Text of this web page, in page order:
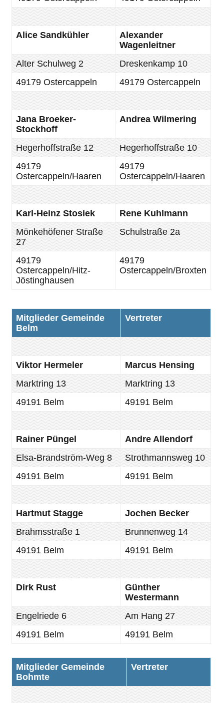
Alice Sandkühler
Alexander
Wagenleitner
Alter Schulweg 2
Dreskenkamp 10
49179 Ostercappeln
49179 Ostercappeln
Jana Broeker-
Stockhoff
Andrea Wilmering
Hegerhoffstraße 12
Hegerhoffstraße 10
49179
Ostercappeln/Haaren
49179
Ostercappeln/Haaren
Karl-Heinz Stosiek
Rene Kuhlmann
Mönkehöfener Straße
27
Schulstraße 2a
49179
Ostercappeln/Hitz-
Jöstinghausen
49179
Ostercappeln/Broxten
Mitglieder Gemeinde
Belm
Vertreter
Viktor Hermeler
Marcus Hensing
Marktring 13
Marktring 13
49191 Belm
49191 Belm
Rainer Püngel
Andre Allendorf
Elsa-Brandström-Weg 8
Strothmannsweg 10
49191 Belm
49191 Belm
Hartmut Stagge
Jochen Becker
Brahmsstraße 1
Brunnenweg 14
49191 Belm
49191 Belm
Dirk Rust
Günther
Westermann
Engelriede 6
Am Hang 27
49191 Belm
49191 Belm
Mitglieder Gemeinde
Bohmte
Vertreter